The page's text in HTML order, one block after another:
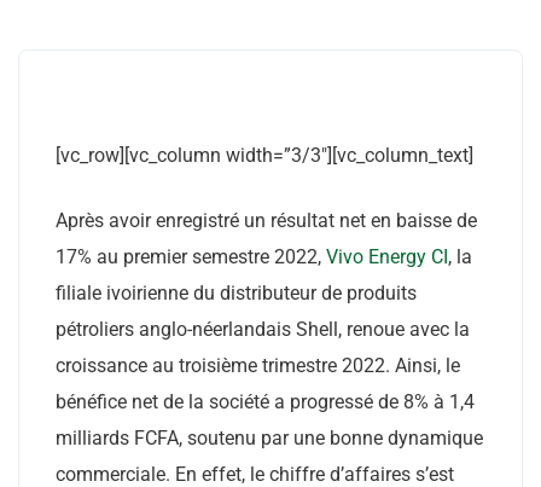
[vc_row][vc_column width=”3/3″][vc_column_text]
Après avoir enregistré un résultat net en baisse de
17% au premier semestre 2022, Vivo Energy CI, la
filiale ivoirienne du distributeur de produits
pétroliers anglo-néerlandais Shell, renoue avec la
croissance au troisième trimestre 2022. Ainsi, le
bénéfice net de la société a progressé de 8% à 1,4
milliards FCFA, soutenu par une bonne dynamique
commerciale. En effet, le chiffre d’affaires s’est